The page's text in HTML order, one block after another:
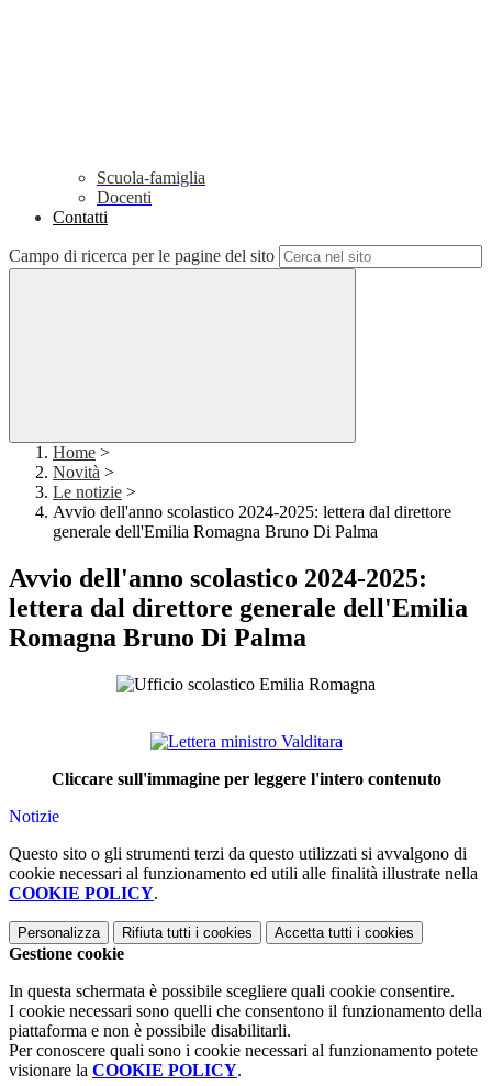
Scuola-famiglia
Docenti
Contatti
Campo di ricerca per le pagine del sito
Home >
Novità >
Le notizie >
Avvio dell'anno scolastico 2024-2025: lettera dal direttore
generale dell'Emilia Romagna Bruno Di Palma
Avvio dell'anno scolastico 2024-2025:
lettera dal direttore generale dell'Emilia
Romagna Bruno Di Palma
Cliccare sull'immagine per leggere l'intero contenuto
Notizie
Questo sito o gli strumenti terzi da questo utilizzati si avvalgono di
cookie necessari al funzionamento ed utili alle finalità illustrate nella
COOKIE POLICY.
Personalizza Rifiuta tutti i cookies Accetta tutti i cookies
Gestione cookie
In questa schermata è possibile scegliere quali cookie consentire.
I cookie necessari sono quelli che consentono il funzionamento della
piattaforma e non è possibile disabilitarli.
Per conoscere quali sono i cookie necessari al funzionamento potete
visionare la COOKIE POLICY.